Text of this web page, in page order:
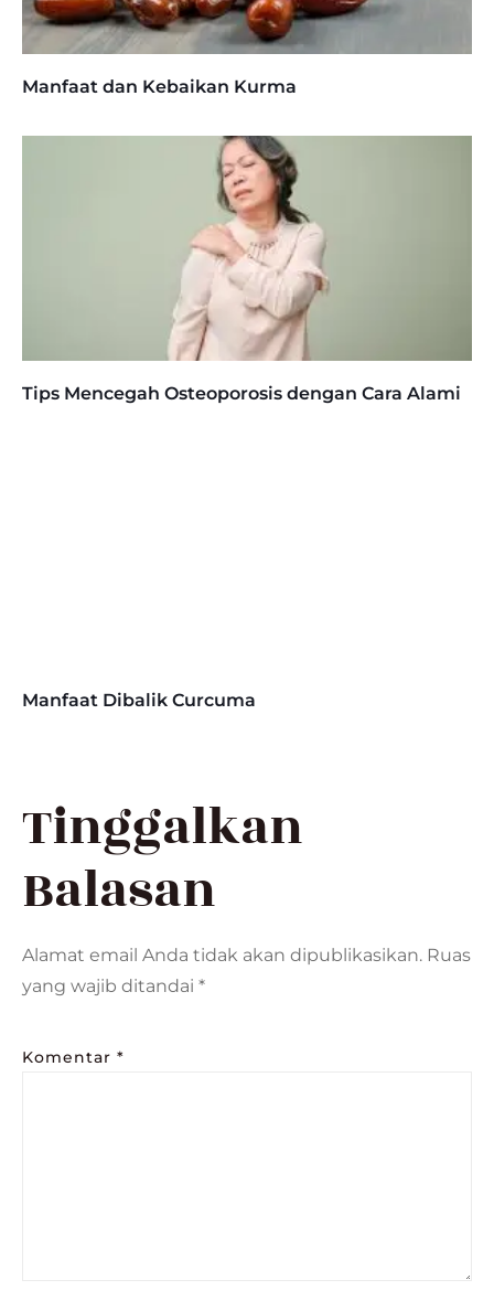
Manfaat dan Kebaikan Kurma
Tips Mencegah Osteoporosis dengan Cara Alami
Manfaat Dibalik Curcuma
Tinggalkan
Balasan
Alamat email Anda tidak akan dipublikasikan. Ruas
yang wajib ditandai *
Komentar *